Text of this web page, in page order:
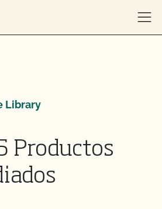
Library
Productos